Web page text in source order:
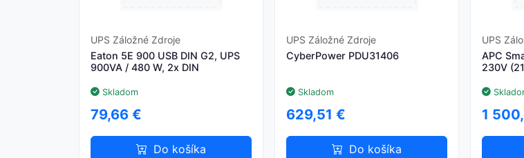
UPS Záložné Zdroje
Eaton 5E 900 USB DIN G2, UPS
900VA / 480 W, 2x DIN
Skladom
79,66 €
Do košíka
UPS Záložné Zdroje
CyberPower PDU31406
Skladom
629,51 €
Do košíka
UPS
APC
230V
1